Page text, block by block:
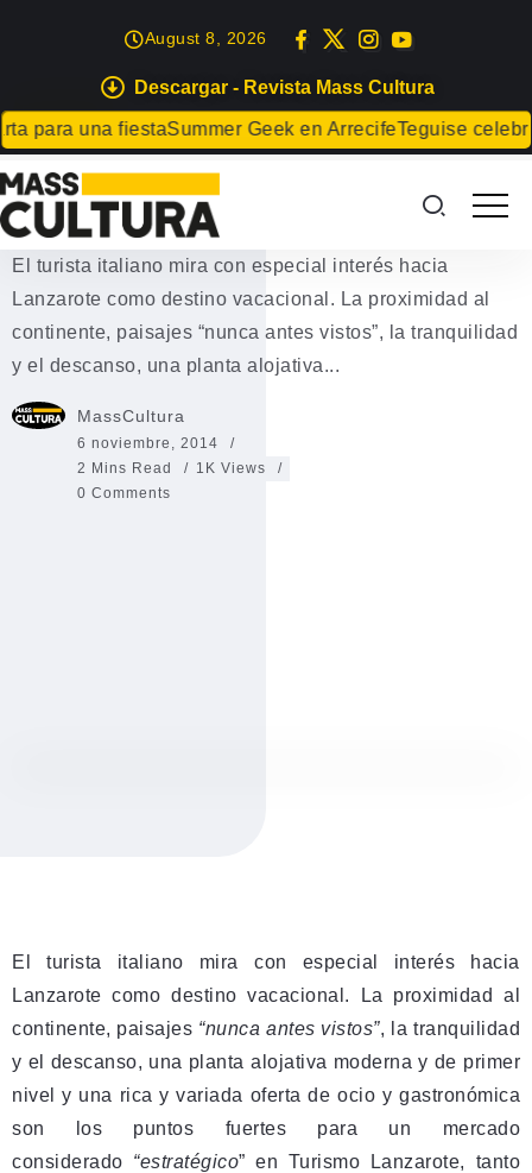
Descargar - Revista Mass Cultura
para una fiestaSummer Geek en ArrecifeTeguise
August 8, 2026
EVENTOS
Lanzarote a la conquista del
turismo italiano
El turista italiano mira con especial interés hacia
Lanzarote como destino vacacional. La proximidad al
continente, paisajes “nunca antes vistos”, la tranquilidad
y el descanso, una planta alojativa...
MassCultura
6 noviembre, 2014
2 Mins Read
1K Views
0 Comments
El turista italiano mira con especial interés hacia
Lanzarote como destino vacacional. La proximidad al
continente, paisajes “nunca antes vistos”, la tranquilidad
y el descanso, una planta alojativa moderna y de primer
nivel y una rica y variada oferta de ocio y gastronómica
son los puntos fuertes para un mercado
considerado “estratégico” en Turismo Lanzarote, tanto